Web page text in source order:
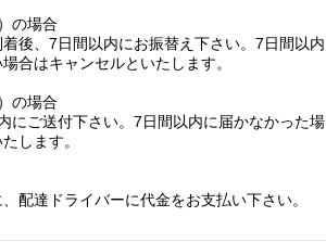
の場合
後、7日間以内にお振替え下さい。7日間以内
合はキャンセルといたします。
の場合
にご送付下さい。7日間以内に届かなかった場
します。
配達ドライバーに代金をお支払い下さい。